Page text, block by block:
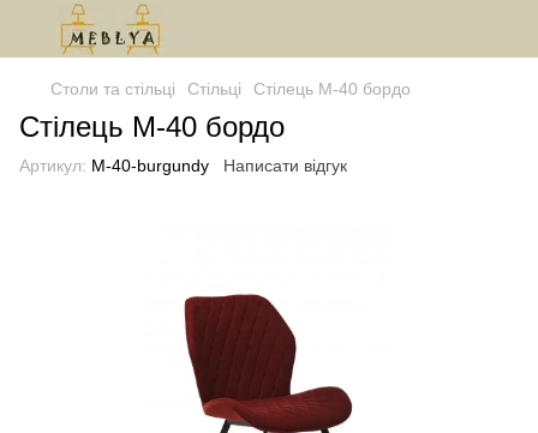
Столи та стільці Стільці Стілець М-40 бордо
Стілець М-40 бордо
Артикул: M-40-burgundy Написати відгук